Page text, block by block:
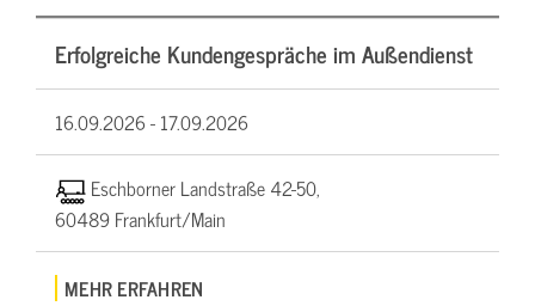
Erfolgreiche Kundengespräche im Außendienst
16.09.2026 -17.09.2026
Eschborner Landstraße 42-50,
60489 Frankfurt/Main
MEHR ERFAHREN